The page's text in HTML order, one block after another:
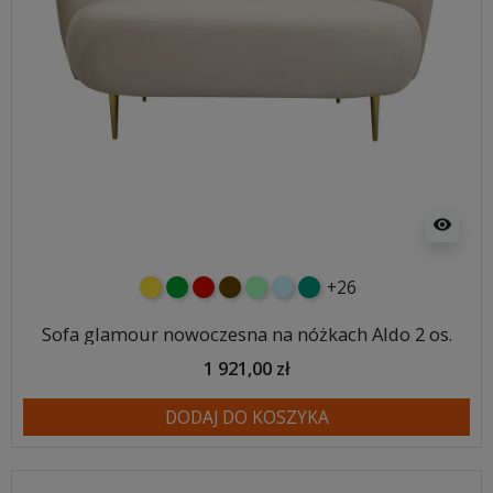
visibility
żółtyzielonyczerwony
czekoladowy
miętowybłękitny
turkusowy
+26
Sofa glamour nowoczesna na nóżkach Aldo 2 os.
1 921,00 zł
DODAJ DO KOSZYKA